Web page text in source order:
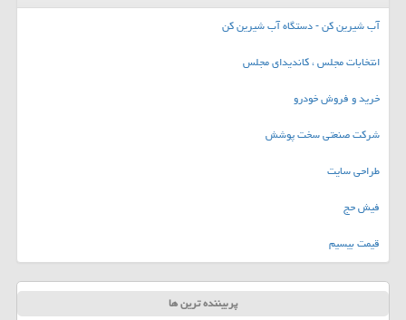
آب شیرین کن - دستگاه آب شیرین کن
انتخابات مجلس ، کاندیدای مجلس
خرید و فروش خودرو
شرکت صنعتی سخت پوشش
طراحی سایت
فیش حج
قیمت بیسیم
پربیننده ترین ها